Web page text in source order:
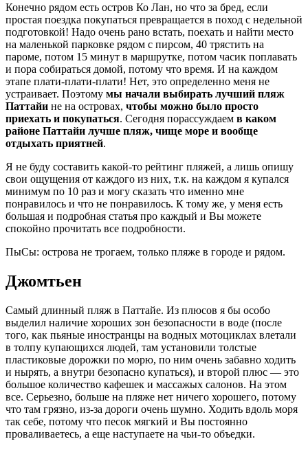
Конечно рядом есть остров Ко Лан, но что за бред, если
простая поездка покупаться превращается в поход с недельной
подготовкой! Надо очень рано встать, поехать и найти место
на маленькой парковке рядом с пирсом, 40 трястить на
пароме, потом 15 минут в маршрутке, потом часик поплавать
и пора собираться домой, потому что время. И на каждом
этапе плати-плати-плати! Нет, это определенно меня не
устраивает. Поэтому мы начали выбирать лучший пляж
Паттайи не на островах, чтобы можно было просто
приехать и покупаться. Сегодня порассуждаем в каком
районе Паттайи лучше пляж, чище море и вообще
отдыхать приятней.
Я не буду составить какой-то рейтинг пляжей, а лишь опишу
свои ощущения от каждого из них, т.к. на каждом я купался
минимум по 10 раз и могу сказать что именно мне
понравилось и что не понравилось. К тому же, у меня есть
большая и подробная статья про каждый и Вы можете
спокойно прочитать все подробности.
ПыСы: острова не трогаем, только пляже в городе и рядом.
Джомтьен
Самый длинный пляж в Паттайе. Из плюсов я бы особо
выделил наличие хороших зон безопасности в воде (после
того, как пьяные иностранцы на водных мотоциклах влетали
в толпу купающихся людей, там установили толстые
пластиковые дорожки по морю, по ним очень забавно ходить
и нырять, а внутри безопасно купаться), и второй плюс — это
большое количество кафешек и массажых салонов. На этом
все. Серьезно, больше на пляже нет ничего хорошего, потому
что там грязно, из-за дороги очень шумно. Ходить вдоль моря
так себе, потому что песок мягкий и Вы постоянно
проваливаетесь, а еще наступаете на чьи-то объедки.